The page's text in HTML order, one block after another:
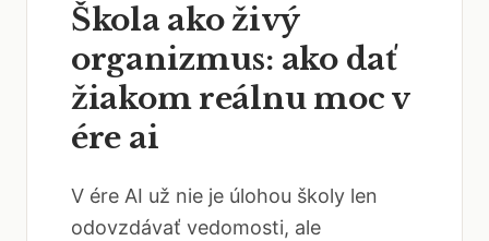
Škola ako živý
organizmus: ako dať
žiakom reálnu moc v
ére ai
V ére AI už nie je úlohou školy len
odovzdávať vedomosti, ale